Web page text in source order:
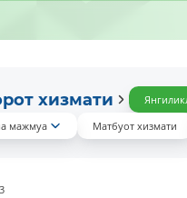
хизмати
мажмуа
Матбуот хизмати